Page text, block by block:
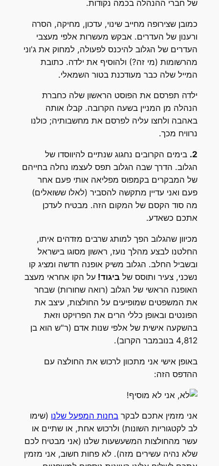
של חברי ההנהלה בכמה נקודות.
כמובן שצירופה מחייב שינוי, עדכון, מחיקה, הסרה
ורענון של העדרים. אבקש מעשרות אלפי מעצבי
העדרים של הגלוב להיכנס לפעולה, למחוק את ג'וני
מהרשומות (מי זה?) ולהוסיף את ילדה. כתובת
המייל שלה כבר מעודכנת בטור השמאלי.
ילדה תפרסם את הפוסט הראשון שלה כחברת
הנהלה מן המניין בשעה הקרובה. קבלו אותה
באהבה ולחצו עליה לפרסם את מחשבותיה; כולנו
נרוויח מכך.
2. בימים הקרובים נחגוג שנתיים להיווסדו של
הגלוב. הדרך שבה הגלוב תפס לעצמו נחלה בחייהם
של המבקרים בקמפוס מפליאה אותי פעם אחר
פעם ואני עדיין מתקשה להסביר (לאלו ששואלים)
מה סוד הקסם של המקום הזה. מבטיח לעדכן
אתכם כשאדע.
מכיוון שהגלוב הפך למותג שרבים מזדהים איתו,
החלטנו לבצע מהלך נועז, ראשון מסוגו בישראל
ובשביל החלב. הגלוב משיק אופנה חדשה ומציג קו
נשכני, צעיר ותוסס של ביגוד! על הקו אחראי מעצב
האופנה הראשי של הגלוב (רואה שחורות) שבחר
את המשפטים שמופיעים על החולצות, עיצב את
הפונטים ובאופן כללי הרים את הפרויקט וזאת
בהשקעה אישית של אלפי שנות אדם (ר"ש הוא בן
4,812 בנובמבר הקרוב).
באופן אישי אני מתכוון לרכוש את החולצה עם
ההדפס הזה:
אני מזמין אתכם לבקר בחנות המפעל שלנו (שימו
לב לקטגוריות השונות) ולרכוש אחת, או שתיים או
עשר מהחולצות המשעשעות שלנו (אני מבטיח לכם
שלא נהיה עשירים מזה). לא פחות חשוב, אני מזמין